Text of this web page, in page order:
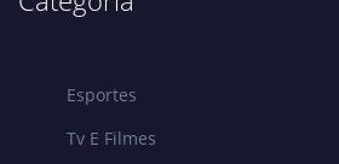
Esportes
Tv E Filmes